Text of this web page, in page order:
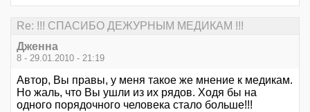
Re: !!! СПАСИБО ДЕЖУРНЫМ МЕДИКАМ !!!
Дженна
8 - 29.01.2010 - 21:19
Автор, Вы правы, у меня такое же мнение к медикам.
Но жаль, что Вы ушли из их рядов. Ходя бы на
одного порядочного человека стало больше!!!